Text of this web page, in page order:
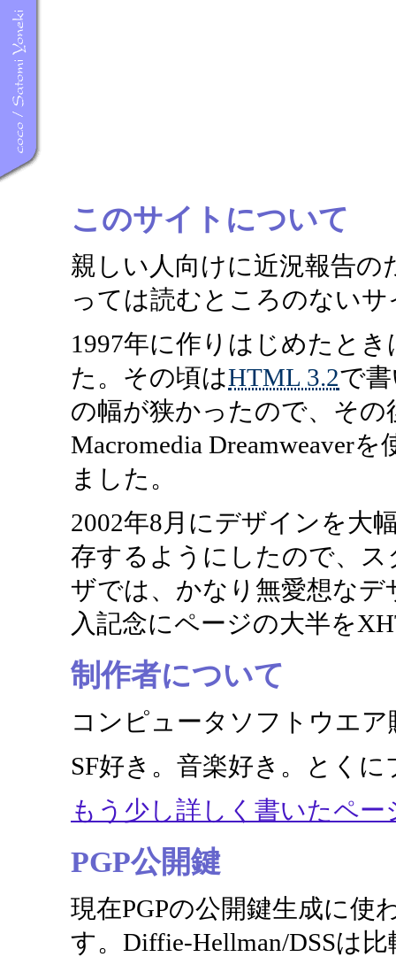
このサイトについて
親しい人向けに近況報告
っては読むところのない
1997年に作りはじめたと
た。その頃はHTML 3.2で
の幅が狭かったので、そ
Macromedia Dreamweaver
ました。
2002年8月にデザインを大
存するようにしたので、
ザでは、かなり無愛想なデ
入記念にページの大半を
制作者について
コンピュータソフトウエ
SF好き。音楽好き。とく
もう少し詳しく書いたペー
PGP公開鍵
現在PGPの公開鍵生成に
す。Diffie-Hellman/DSSは